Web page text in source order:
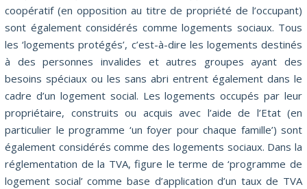
coopératif (en opposition au titre de propriété de l’occupant)
sont également considérés comme logements sociaux. Tous
les ‘logements protégés’, c’est-à-dire les logements destinés
à des personnes invalides et autres groupes ayant des
besoins spéciaux ou les sans abri entrent également dans le
cadre d’un logement social. Les logements occupés par leur
propriétaire, construits ou acquis avec l’aide de l’Etat (en
particulier le programme ‘un foyer pour chaque famille’) sont
également considérés comme des logements sociaux. Dans la
réglementation de la TVA, figure le terme de ‘programme de
logement social’ comme base d’application d’un taux de TVA